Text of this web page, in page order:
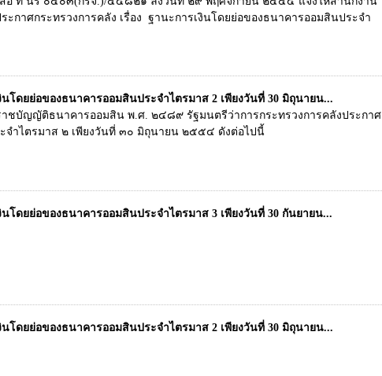
ะกาศกระทรวงการคลัง เรื่อง ฐานะการเงินโดยย่อของธนาคารออมสินประจำ
นโดยย่อของธนาคารออมสินประจำไตรมาส 2 เพียงวันที่ 30 มิถุนายน...
ชบัญญัติธนาคารออมสิน พ.ศ. ๒๔๘๙ รัฐมนตรีว่าการกระทรวงการคลังประกาศ
จำไตรมาส ๒ เพียงวันที่ ๓๐ มิถุนายน ๒๕๕๔ ดังต่อไปนี้
นโดยย่อของธนาคารออมสินประจำไตรมาส 3 เพียงวันที่ 30 กันยายน...
นโดยย่อของธนาคารออมสินประจำไตรมาส 2 เพียงวันที่ 30 มิถุนายน...